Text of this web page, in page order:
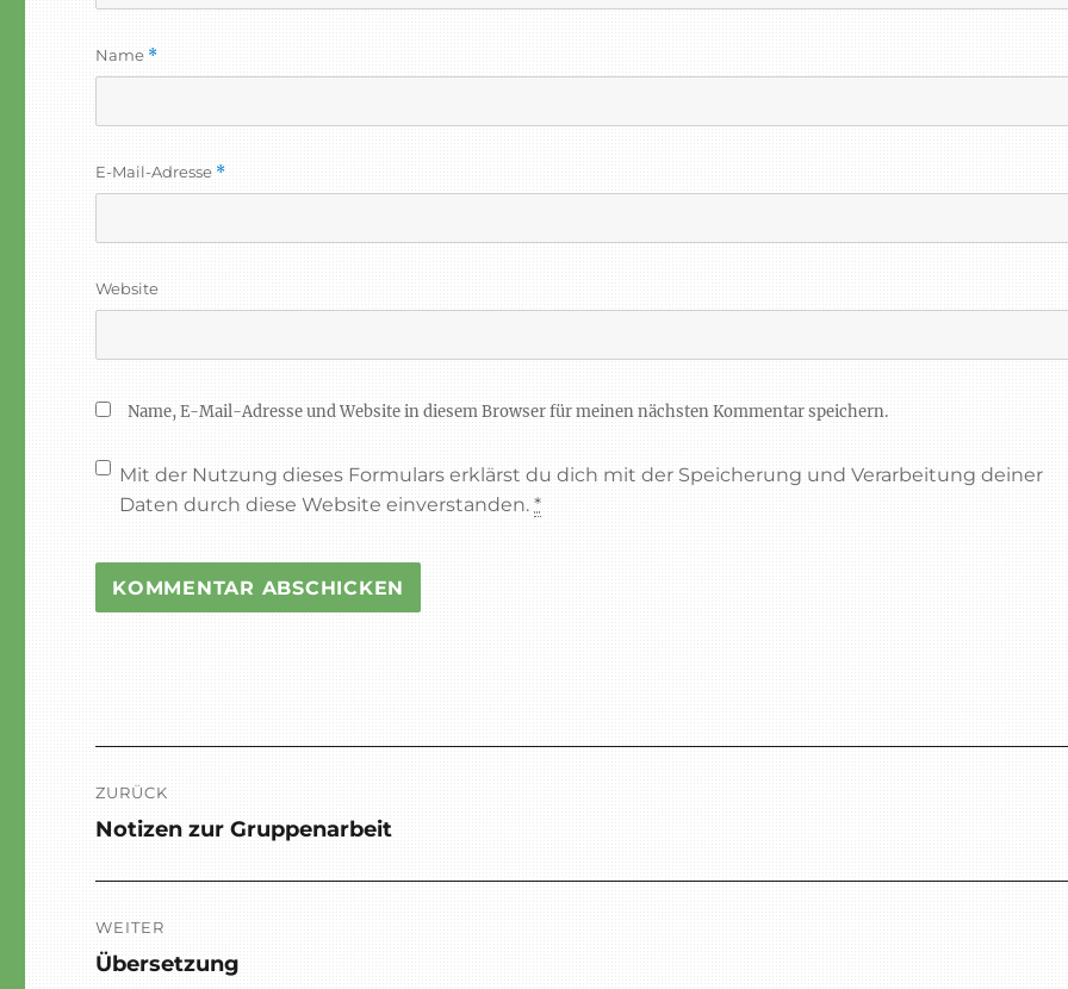
Name *
E-Mail-Adresse *
Website
Name, E-Mail-Adresse und Website in diesem Browser für meinen nächsten Kommentar speichern.
Mit der Nutzung dieses Formulars erklärst du dich mit der Speicherung und Verarbeitung deiner
Daten durch diese Website einverstanden.*
ZURÜCK
Vorheriger
Notizen zur Gruppenarbeit
WEITER
Nächster
Übersetzung